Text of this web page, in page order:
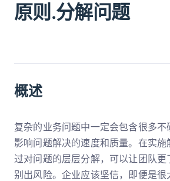
原则.分解问题
12009
概述
复杂的业务问题中一定会包含很多
影响问题解决的速度和质量。在实
过对问题的层层分解，可以让团队更
别出风险。企业应该坚信，即便是